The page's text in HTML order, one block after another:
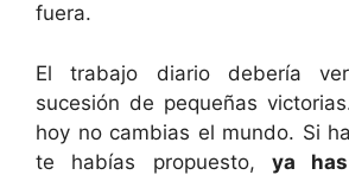
fuera.
El trabajo diario debería
sucesión de pequeñas
hoy no cambias el mundo. Si
te habías propuesto, ya